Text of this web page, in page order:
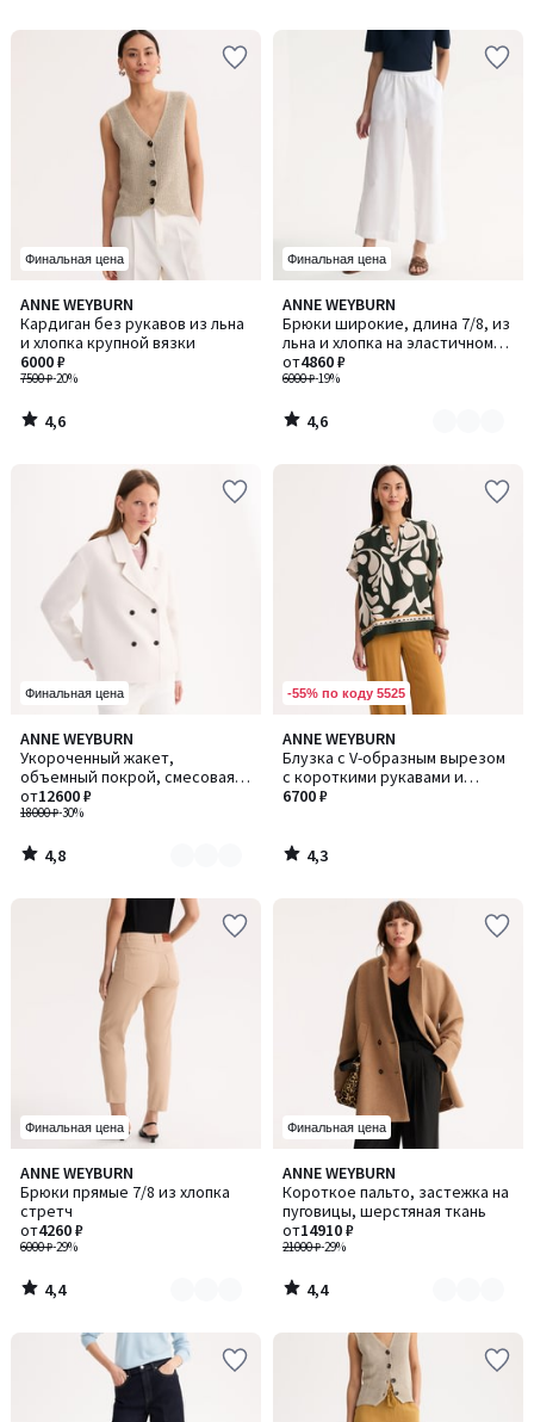
Финальная цена
ANNE WEYBURN
Кардиган без рукавов из льна
и хлопка крупной вязки
7500 ₽-20%
6000 ₽
4,6
/ 5
4,6
/
Финальная цена
ANNE WEYBURN
Брюки широкие, длина 7/8, из
льна и хлопка на эластичном
поясе
6000 ₽-19%
от4860 ₽
4,6
/ 5
Количество
цветов:
3
4,6
/
Финальная цена
ANNE WEYBURN
Укороченный жакет,
объемный покрой, смесовая
шерсть
18000 ₽-30%
от12600 ₽
4,8
/ 5
Количество
цветов:
2
4,8
/
-55% по коду 5525
ANNE WEYBURN
Блузка с V-образным вырезом
с короткими рукавами и
графическим принтом
6700 ₽
4,3
/ 5
4,3
/
Финальная цена
ANNE WEYBURN
Брюки прямые 7/8 из хлопка
стретч
6000 ₽-29%
от4260 ₽
4,4
/ 5
Количество
цветов:
5
4,4
/
Финальная цена
ANNE WEYBURN
Короткое пальто, застежка на
пуговицы, шерстяная ткань
21000 ₽-29%
от14910 ₽
4,4
/ 5
Количество
цветов:
3
4,4
/